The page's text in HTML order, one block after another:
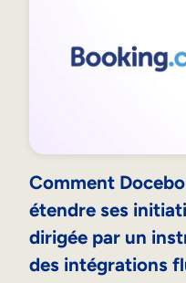
Comment
étendre ses
dirigée par un
des intégrations